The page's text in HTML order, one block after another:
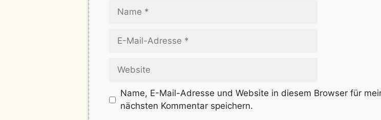
Name
Website
Name, E-Mail-Adresse und Website in diesem Browser für
nächsten Kommentar speichern.